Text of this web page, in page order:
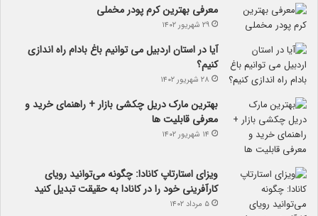
معرفی بهترین کرم پودر مخملی
۲۹ شهریور ۱۴۰۲
آیا در استان اردبیل می توانیم باغ بادام راه اندازی
کنیم؟
۲۸ شهریور ۱۴۰۲
بهترین مارک دریل چکشی بازار + راهنمای خرید و
معرفی قابلیت ها
۱۴ شهریور ۱۴۰۲
ویزای استارتاپ کانادا: چگونه می‌توانید رویای
کارآفرینی خود را در کانادا به حقیقت تبدیل کنید
۵ مرداد ۱۴۰۲